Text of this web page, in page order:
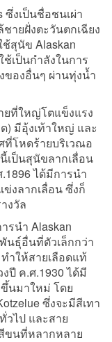
ซึ่งเป็นชื่อชนเผ่า
ายฝั่งตะวันตกเฉียง
ช้สุนัข Alaskan
เป็นกำลังในการ
ของอื่นๆ ผ่านทุ่งน้ำ
ยที่ใหญ่โตแข็งแรง
มีอุ้งเท้าใหญ่ และ
โหดร้ายบริเวณอ
เป็นสุนัขลากเลื่อน
ได้มีการนำ
ข่งลากเลื่อน ซึ่งก็
งวัล
รนำ Alaskan
นธุ์อื่นที่ตัวเล็กกว่า
ำให้สายเลือดแท้
ปี ค.ศ.1930 ได้มี
นมาใหม่ โดย
ซึ่งจะมีสีเทา
วไป และสาย
ขนที่หลากหลาย